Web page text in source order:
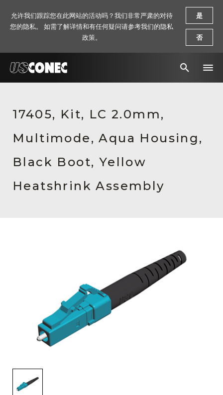
解决方案
产品
资源
关于我们
活动信息
17405, Kit, LC 2.0mm,
Multimode, Aqua Housing,
Black Boot, Yellow
Heatshrink Assembly
允许我们跟踪您在此网站的活动吗？我们非常严肃的对待
您的隐私。 如需了解详情和有任何疑问请参考我们的隐私
政策。
是
否